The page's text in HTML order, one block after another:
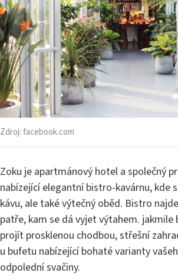
Zdroj:facebook.com
Zoku je apartmánový hotel a společný
nabízející elegantní bistro-kavárnu, kde
kávu, ale také výtečný oběd. Bistro
patře, kam se dá vyjet výtahem.
projít prosklenou chodbou, střešní
u bufetu nabízející bohaté varianty
odpolední svačiny.